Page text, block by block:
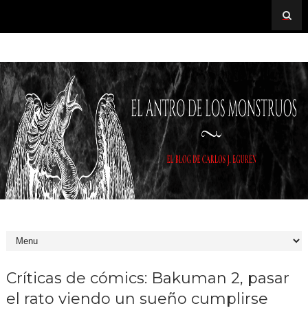
Críticas de cómics: Bakuman 2, pasar
el rato viendo un sueño cumplirse